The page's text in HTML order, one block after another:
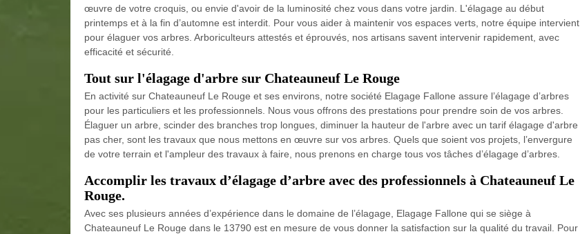
œuvre de votre croquis, ou envie d'avoir de la luminosité chez vous dans votre jardin. L'élagage au début
printemps et à la fin d’automne est interdit. Pour vous aider à maintenir vos espaces verts, notre équipe intervient
pour élaguer vos arbres. Arboriculteurs attestés et éprouvés, nos artisans savent intervenir rapidement, avec
efficacité et sécurité.
Tout sur l'élagage d'arbre sur Chateauneuf Le Rouge
En activité sur Chateauneuf Le Rouge et ses environs, notre société Elagage Fallone assure l’élagage d’arbres
pour les particuliers et les professionnels. Nous vous offrons des prestations pour prendre soin de vos arbres.
Élaguer un arbre, scinder des branches trop longues, diminuer la hauteur de l'arbre avec un tarif élagage d'arbre
pas cher, sont les travaux que nous mettons en œuvre sur vos arbres. Quels que soient vos projets, l’envergure
de votre terrain et l'ampleur des travaux à faire, nous prenons en charge tous vos tâches d’élagage d’arbres.
Accomplir les travaux d’élagage d’arbre avec des professionnels à Chateauneuf Le
Rouge.
Avec ses plusieurs années d’expérience dans le domaine de l’élagage, Elagage Fallone qui se siège à
Chateauneuf Le Rouge dans le 13790 est en mesure de vous donner la satisfaction sur la qualité du travail. Pour